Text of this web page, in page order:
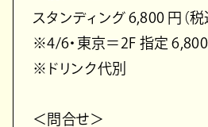
スタンディング 6,800 円（税
※4/6・東京＝2F 指定 6,800
※ドリンク代別
＜問合せ＞